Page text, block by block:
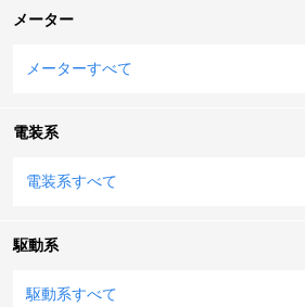
メーター
メーターすべて
電装系
電装系すべて
駆動系
駆動系すべて